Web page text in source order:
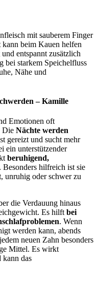
mit sauberem Finger
beim Kauen helfen
entspannt zusätzlich
bei starkem Speichelfluss
Nähe und
– Kamille
Emotionen oft
Die Nächte werden
gereizt und sucht mehr
ein unterstützender
beruhigend,
. Besonders hilfreich ist sie
unruhig oder schwer zu
die Verdauung hinaus
Es hilftbei
. Wenn
werden kann, abends
neuen Zahn besonders
Mittel. Es wirkt
kann das